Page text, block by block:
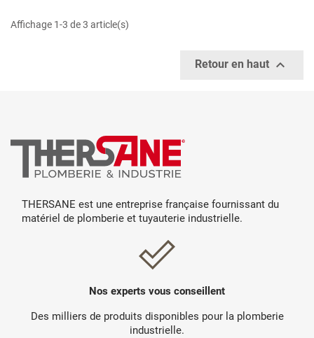
Affichage 1-3 de 3 article(s)
Retour en haut 
THERSANE est une entreprise française fournissant du
matériel de plomberie et tuyauterie industrielle.
Nos experts vous conseillent
Des milliers de produits disponibles pour la plomberie
industrielle.